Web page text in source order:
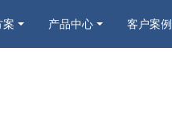
案 产品中心 客户案例